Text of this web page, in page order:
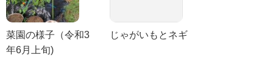
菜園の様子（令和3
年6月上旬)
じゃがいもとネギ